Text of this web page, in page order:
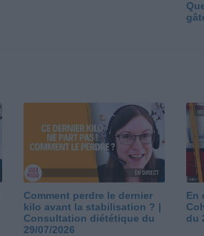
Comment perdre le dernier
kilo avant la stabilisation ? |
Consultation diététique du
29/07/2026
En
du